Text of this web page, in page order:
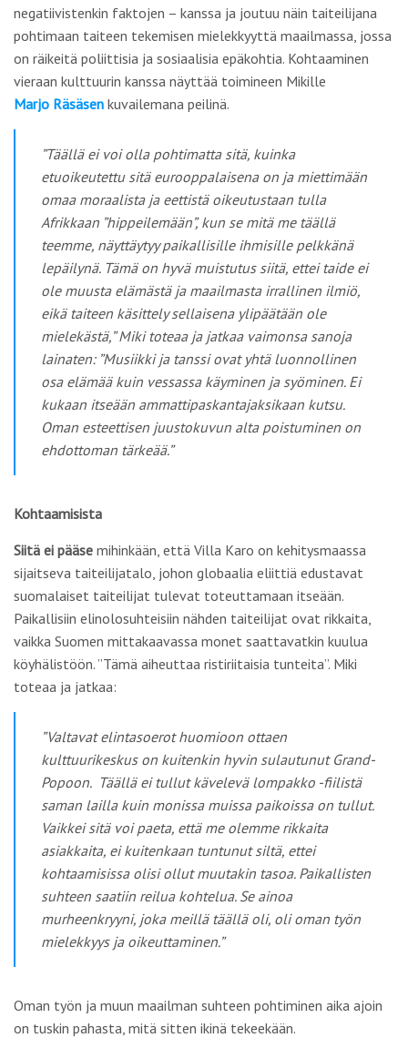
negatiivistenkin faktojen – kanssa ja joutuu näin taiteilijana
pohtimaan taiteen tekemisen mielekkyyttä maailmassa, jossa
on räikeitä poliittisia ja sosiaalisia epäkohtia. Kohtaaminen
vieraan kulttuurin kanssa näyttää toimineen Mikille
Marjo Räsäsen kuvailemana peilinä.
”Täällä ei voi olla pohtimatta sitä, kuinka
etuoikeutettu sitä eurooppalaisena on ja miettimään
omaa moraalista ja eettistä oikeutustaan tulla
Afrikkaan ”hippeilemään”, kun se mitä me täällä
teemme, näyttäytyy paikallisille ihmisille pelkkänä
lepäilynä. Tämä on hyvä muistutus siitä, ettei taide ei
ole muusta elämästä ja maailmasta irrallinen ilmiö,
eikä taiteen käsittely sellaisena ylipäätään ole
mielekästä,” Miki toteaa ja jatkaa vaimonsa sanoja
lainaten: ”Musiikki ja tanssi ovat yhtä luonnollinen
osa elämää kuin vessassa käyminen ja syöminen. Ei
kukaan itseään ammattipaskantajaksikaan kutsu.
Oman esteettisen juustokuvun alta poistuminen on
ehdottoman tärkeää.”
Kohtaamisista
Siitä ei pääse mihinkään, että Villa Karo on kehitysmaassa
sijaitseva taiteilijatalo, johon globaalia eliittiä edustavat
suomalaiset taiteilijat tulevat toteuttamaan itseään.
Paikallisiin elinolosuhteisiin nähden taiteilijat ovat rikkaita,
vaikka Suomen mittakaavassa monet saattavatkin kuulua
köyhälistöön. ”Tämä aiheuttaa ristiriitaisia tunteita”. Miki
toteaa ja jatkaa:
”Valtavat elintasoerot huomioon ottaen
kulttuurikeskus on kuitenkin hyvin sulautunut Grand-
Popoon. Täällä ei tullut kävelevä lompakko -fiilistä
saman lailla kuin monissa muissa paikoissa on tullut.
Vaikkei sitä voi paeta, että me olemme rikkaita
asiakkaita, ei kuitenkaan tuntunut siltä, ettei
kohtaamisissa olisi ollut muutakin tasoa. Paikallisten
suhteen saatiin reilua kohtelua. Se ainoa
murheenkryyni, joka meillä täällä oli, oli oman työn
mielekkyys ja oikeuttaminen.”
Oman työn ja muun maailman suhteen pohtiminen aika ajoin
on tuskin pahasta, mitä sitten ikinä tekeekään.